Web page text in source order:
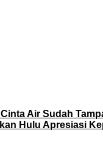
Air Sudah
Hulu Apresiasi